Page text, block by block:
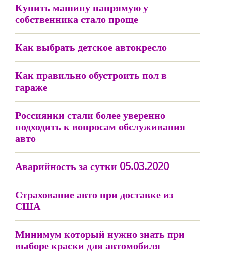
Купить машину напрямую у
собственника стало проще
Как выбрать детское автокресло
Как правильно обустроить пол в
гараже
Россиянки стали более уверенно
подходить к вопросам обслуживания
авто
Аварийность за сутки 05.03.2020
Страхование авто при доставке из
США
Минимум который нужно знать при
выборе краски для автомобиля